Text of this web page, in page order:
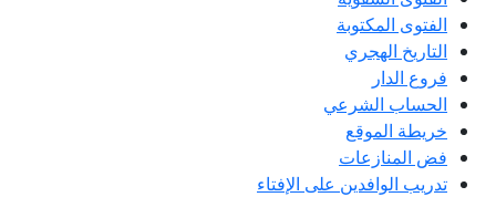
الفتوى المكتوبة
التاريخ الهجري
فروع الدار
الحساب الشرعي
خريطة الموقع
فض المنازعات
تدريب الوافدين على الإفتاء